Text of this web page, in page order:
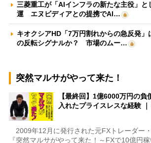
三菱重工が「AIインフラの新たな主役」と
運 エヌビディアとの提携でAI…
キオクシアHD「7万円割れからの急反発」
の反転シグナルか？ 市場のムー…
突然マルサがやって来た！
【最終回】1億6000万円の負
入れたプライスレスな経験
2009年12月に発行された元FXトレーダー
『突然マルサがやって来た！～FXで10億円稼